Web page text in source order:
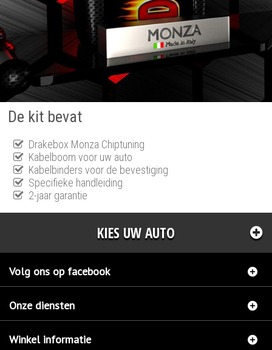
De kit bevat
Drakebox Monza Chiptuning
Kabelboom voor uw auto
Kabelbinders voor de bevestiging
Specifieke handleiding
2-jaar garantie
KIES UW AUTO
Volg ons op facebook
Onze diensten
Winkel informatie